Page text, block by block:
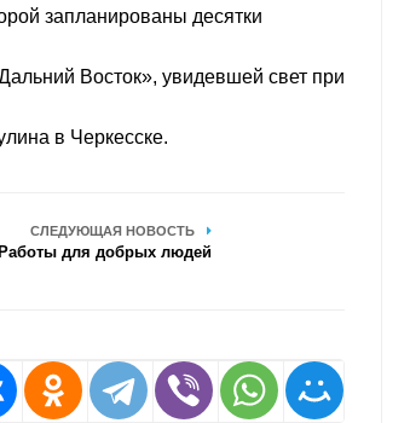
запланированы десятки
Восток», увидевшей свет при
в Черкесске.
СЛЕДУЮЩАЯ НОВОСТЬ
Работы для добрых людей